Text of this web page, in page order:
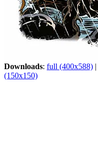
Downloads: full (400x588) |
(150x150)